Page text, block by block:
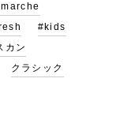
#kids
カン
クラシック